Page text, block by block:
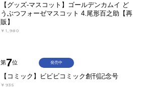
【グッズ-マスコット】ゴールデンカムイ ど
うぶつフォーゼマスコット 4.尾形百之助【再
販】
￥1,980
第7位
【コミック】ビビビコミック創刊記念号
￥935
発売中